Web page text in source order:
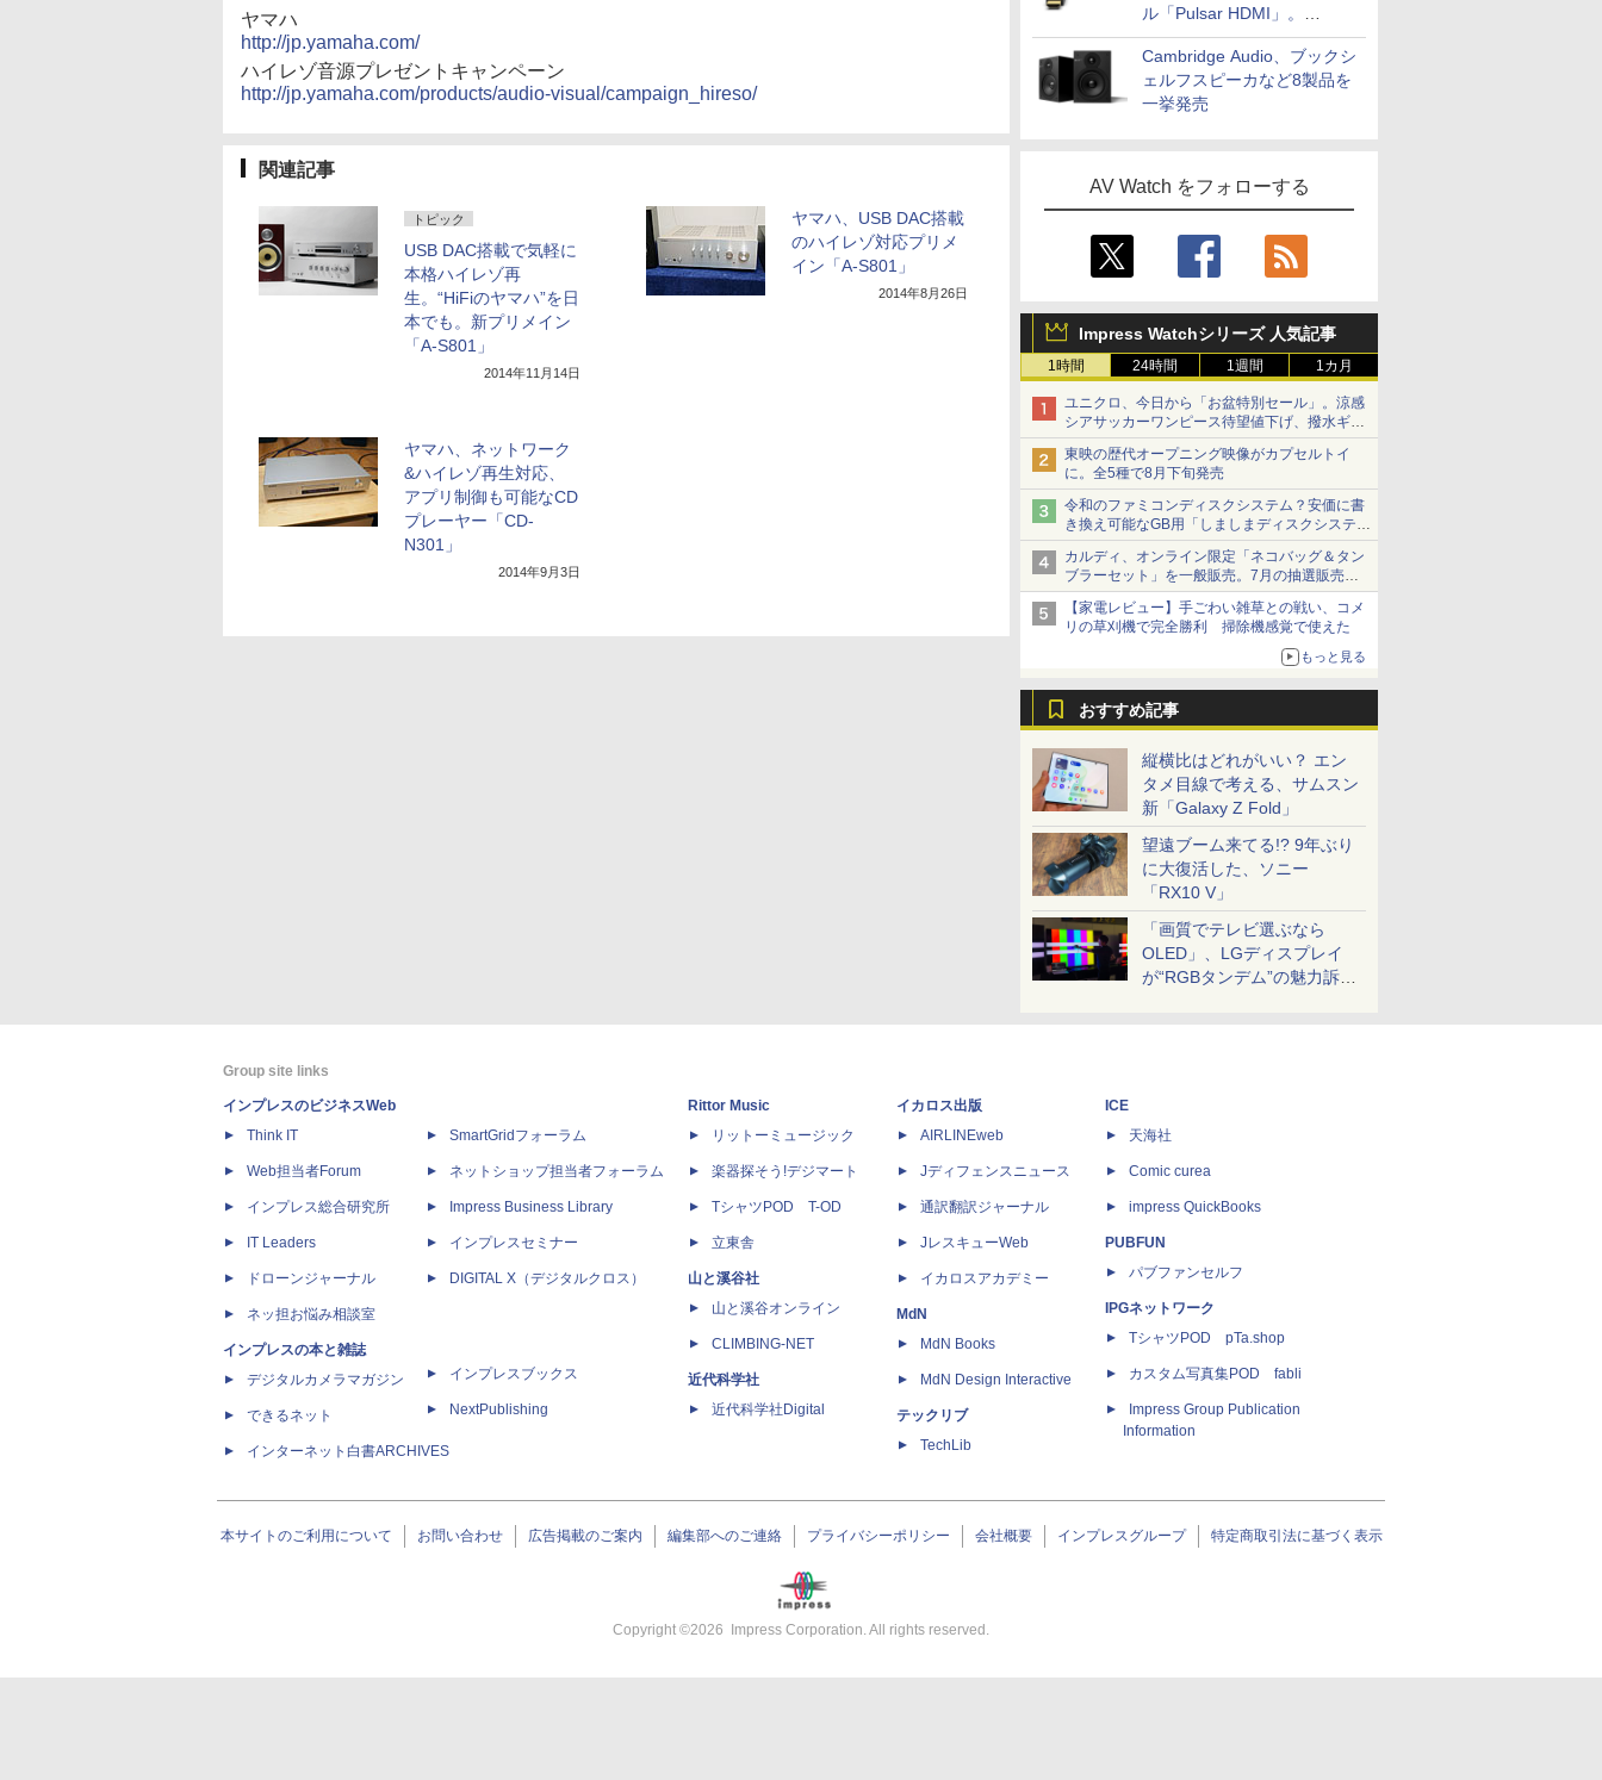
ル「Pulsar HDMI」。
SilentPowerから
Cambridge Audio、ブックシ
ェルフスピーカなど8製品を
一挙発売
AV Watch をフォローする
Impress Watchシリーズ 人気記事
1時間 24時間 1週間 1カ月
ユニクロ、今日から「お盆特別セール」。涼感
シアサッカーワンピース待望値下げ、撥水ギア
ショーツは1990円に
東映の歴代オープニング映像がカプセルトイ
に。全5種で8月下旬発売
令和のファミコンディスクシステム？安価に書
き換え可能なGB用「しましまディスクシステ
ム」
カルディ、オンライン限定「ネコバッグ＆タン
ブラーセット」を一般販売。7月の抽選販売の
当選無効分
【家電レビュー】手ごわい雑草との戦い、コメ
リの草刈機で完全勝利 掃除機感覚で使えた
もっと見る
おすすめ記事
縦横比はどれがいい？ エン
タメ目線で考える、サムスン
新「Galaxy Z Fold」
望遠ブーム来てる!? 9年ぶり
に大復活した、ソニー
「RX10 V」
「画質でテレビ選ぶなら
OLED」、LGディスプレイ
が“RGBタンデム”の魅力訴
ヤマハ
http://jp.yamaha.com/
ハイレゾ音源プレゼントキャンペーン
http://jp.yamaha.com/products/audio-visual/campaign_hireso/
関連記事
トピック
USB DAC搭載で気軽に
本格ハイレゾ再
生。“HiFiのヤマハ”を日
本でも。新プリメイン
「A-S801」
2014年11月14日
ヤマハ、USB DAC搭載
のハイレゾ対応プリメ
イン「A-S801」
2014年8月26日
ヤマハ、ネットワーク
&ハイレゾ再生対応、
アプリ制御も可能なCD
プレーヤー「CD-
N301」
2014年9月3日
Group site links
インプレスのビジネスWeb
Think IT
Web担当者Forum
インプレス総合研究所
IT Leaders
ドローンジャーナル
ネッ担お悩み相談室
インプレスの本と雑誌
デジタルカメラマガジン
できるネット
インターネット白書ARCHIVES
SmartGridフォーラム
ネットショップ担当者フォーラム
Impress Business Library
インプレスセミナー
DIGITAL X（デジタルクロス）
インプレスブックス
NextPublishing
Rittor Music
リットーミュージック
楽器探そう!デジマート
TシャツPOD T-OD
立東舎
山と溪谷社
山と溪谷オンライン
CLIMBING-NET
近代科学社
近代科学社Digital
イカロス出版
AIRLINEweb
Jディフェンスニュース
通訳翻訳ジャーナル
JレスキューWeb
イカロスアカデミー
MdN
MdN Books
MdN Design Interactive
テックリブ
TechLib
ICE
天海社
Comic curea
impress QuickBooks
PUBFUN
パブファンセルフ
IPGネットワーク
TシャツPOD pTa.shop
カスタム写真集POD fabli
Impress Group Publication
Information
本サイトのご利用について お問い合わせ 広告掲載のご案内 編集部へのご連絡 プライバシーポリシー 会社概要 インプレスグループ 特定商取引法に基づく表示
Copyright ©2026 Impress Corporation. All rights reserved.